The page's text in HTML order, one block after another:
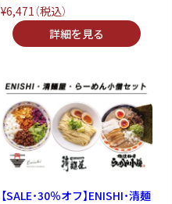
¥6,471（税込）
【SALE・30％オフ】ENISHI・清麺